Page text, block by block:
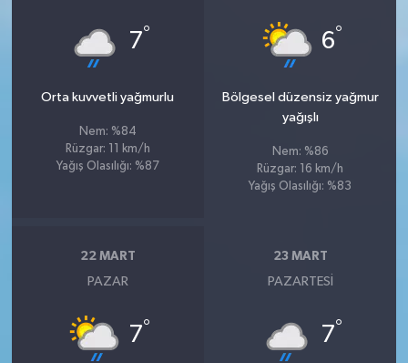
7°
Orta kuvvetli yağmurlu
Nem: %84
Rüzgar: 11 km/h
Yağış Olasılığı: %87
6°
Bölgesel düzensiz yağmur
yağışlı
Nem: %86
Rüzgar: 16 km/h
Yağış Olasılığı: %83
22 MART
PAZAR
7°
23 MART
PAZARTESI
7°